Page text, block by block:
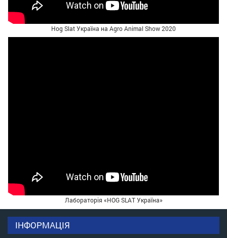
Hog Slat Україна на Agro Animal Show 2020
Лабораторія «HOG SLAT Україна»
ІНФОРМАЦІЯ